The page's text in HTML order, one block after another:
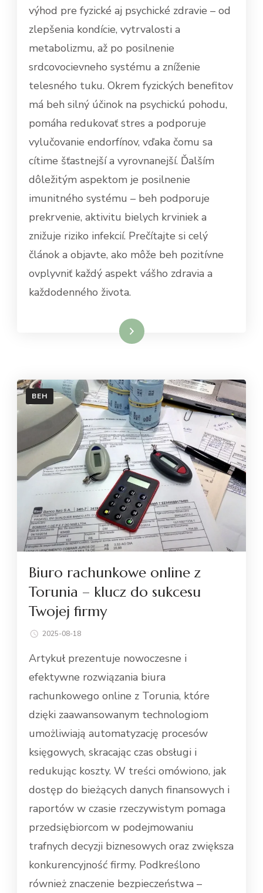
výhod pre fyzické aj psychické zdravie – od
zlepšenia kondície, vytrvalosti a
metabolizmu, až po posilnenie
srdcovocievneho systému a zníženie
telesného tuku. Okrem fyzických benefitov
má beh silný účinok na psychickú pohodu,
pomáha redukovať stres a podporuje
vylučovanie endorfínov, vďaka čomu sa
cítime šťastnejší a vyrovnanejší. Ďalším
dôležitým aspektom je posilnenie
imunitného systému – beh podporuje
prekrvenie, aktivitu bielych krviniek a
znižuje riziko infekcií. Prečítajte si celý
článok a objavte, ako môže beh pozitívne
ovplyvniť každý aspekt vášho zdravia a
každodenného života.
Dowiedz się więcej
BEH
Biuro rachunkowe online z
Torunia – klucz do sukcesu
Twojej firmy
2025-08-18
Artykuł prezentuje nowoczesne i
efektywne rozwiązania biura
rachunkowego online z Torunia, które
dzięki zaawansowanym technologiom
umożliwiają automatyzację procesów
księgowych, skracając czas obsługi i
redukując koszty. W treści omówiono, jak
dostęp do bieżących danych finansowych i
raportów w czasie rzeczywistym pomaga
przedsiębiorcom w podejmowaniu
trafnych decyzji biznesowych oraz zwiększa
konkurencyjność firmy. Podkreślono
również znaczenie bezpieczeństwa –